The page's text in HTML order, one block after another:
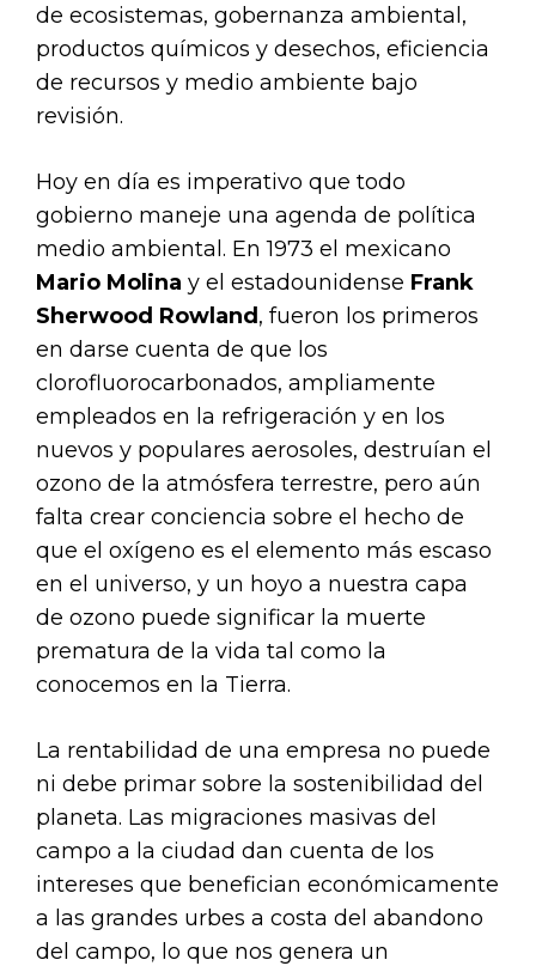
de ecosistemas, gobernanza ambiental,
productos químicos y desechos, eficiencia
de recursos y medio ambiente bajo
revisión.
Hoy en día es imperativo que todo
gobierno maneje una agenda de política
medio ambiental. En 1973 el mexicano
Mario Molina y el estadounidense Frank
Sherwood Rowland , fueron los primeros
en darse cuenta de que los
clorofluorocarbonados, ampliamente
empleados en la refrigeración y en los
nuevos y populares aerosoles, destruían el
ozono de la atmósfera terrestre, pero aún
falta crear conciencia sobre el hecho de
que el oxígeno es el elemento más escaso
en el universo, y un hoyo a nuestra capa
de ozono puede significar la muerte
prematura de la vida tal como la
conocemos en la Tierra.
La rentabilidad de una empresa no puede
ni debe primar sobre la sostenibilidad del
planeta. Las migraciones masivas del
campo a la ciudad dan cuenta de los
intereses que benefician económicamente
a las grandes urbes a costa del abandono
del campo, lo que nos genera un